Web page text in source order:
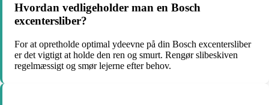
Hvordan vedligeholder man en Bosch
excentersliber?
For at opretholde optimal ydeevne på din Bosch excentersliber
er det vigtigt at holde den ren og smurt. Rengør slibeskiven
regelmæssigt og smør lejerne efter behov.